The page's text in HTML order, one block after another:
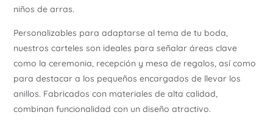
niños de arras.
Personalizables para adaptarse al tema de tu boda,
nuestros carteles son ideales para señalar áreas clave
como la ceremonia, recepción y mesa de regalos, así como
para destacar a los pequeños encargados de llevar los
anillos. Fabricados con materiales de alta calidad,
combinan funcionalidad con un diseño atractivo.